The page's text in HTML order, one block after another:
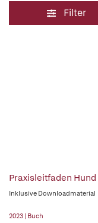
Filter
Praxisleitfaden Hund
Inklusive Downloadmaterial
2023 | Buch